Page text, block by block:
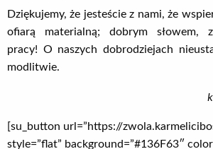
Dziękujemy, że jesteście z nami, że
ofiarą materialną; dobrym słowem,
pracy! O naszych dobrodziejach
modlitwie.
[su_button url=”https://
style=”flat” background=”#136F63″